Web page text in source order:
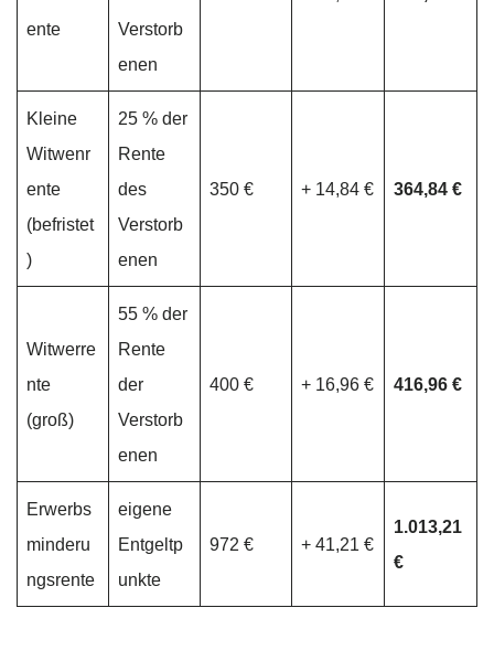
ente
Verstorb
enen
Kleine
Witwenr
ente
(befristet
)
25 % der
Rente
des
Verstorb
enen
350 € + 14,84 € 364,84 €
Witwerre
nte
(groß)
55 % der
Rente
der
Verstorb
enen
400 € + 16,96 € 416,96 €
Erwerbs
minderu
ngsrente
eigene
Entgeltp
unkte
972 € + 41,21 €
1.013,21
€